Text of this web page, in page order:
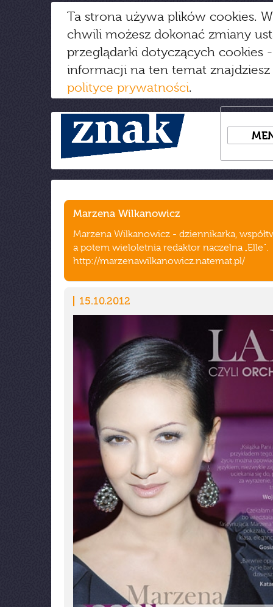
Ta strona używa plików cookies.
chwili możesz dokonać zmiany
przeglądarki dotyczących cookies
informacji na ten temat
polityce prywatności.
Marzena Wilkanowicz
Marzena Wilkanowicz - dziennikarka,
a potem wieloletnia redaktor naczelna „Elle".
http://marzenawilkanowicz.natemat.pl/
15.10.2012